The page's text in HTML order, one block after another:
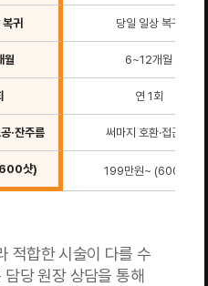
귀 당일 일상 복귀
월 6~12개월
연 1회
·잔주름 써마지 호환·접근성
샷) 199만원~ (600샷)
적합한 시술이 다를 수
당 원장 상담을 통해